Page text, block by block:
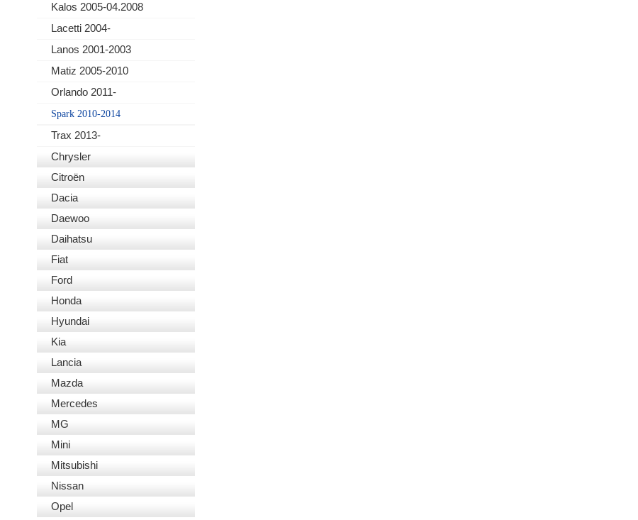
Kalos 2005-04.2008
Lacetti 2004-
Lanos 2001-2003
Matiz 2005-2010
Orlando 2011-
Spark 2010-2014
Trax 2013-
Chrysler
Citroën
Dacia
Daewoo
Daihatsu
Fiat
Ford
Honda
Hyundai
Kia
Lancia
Mazda
Mercedes
MG
Mini
Mitsubishi
Nissan
Opel